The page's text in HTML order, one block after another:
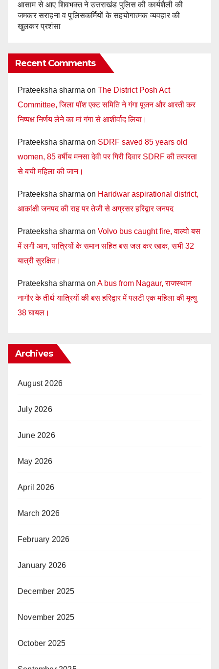
आसाम से आए शिवभक्त ने उत्तराखंड पुलिस की कार्यशैली की
जमकर सराहना व पुलिसकर्मियों के सहयोगात्मक व्यवहार की
खुलकर प्रशंसा
Recent Comments
Prateeksha sharma on The District Posh Act
Committee, जिला पॉश एक्ट समिति ने गंगा पूजन और आरती कर
निष्पक्ष निर्णय लेने का मां गंगा से आशीर्वाद लिया।
Prateeksha sharma on SDRF saved 85 years old
women, 85 वर्षीय मनसा देवी पर गिरी दिवार SDRF की तत्परता
से बची महिला की जान।
Prateeksha sharma on Haridwar aspirational district,
आकांक्षी जनपद की राह पर तेजी से अग्रसर हरिद्वार जनपद
Prateeksha sharma on Volvo bus caught fire, वाल्वो बस
में लगी आग, यात्रियों के समान सहित बस जल कर खाक, सभी 32
यात्री सुरक्षित।
Prateeksha sharma on A bus from Nagaur, राजस्थान
नागौर के तीर्थ यात्रियों की बस हरिद्वार में पलटी एक महिला की मृत्यु
38 घायल।
Archives
August 2026
July 2026
June 2026
May 2026
April 2026
March 2026
February 2026
January 2026
December 2025
November 2025
October 2025